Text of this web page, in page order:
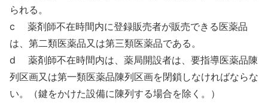
られる。
c 薬剤師不在時間内に登録販売者が販売できる医薬品
は、第二類医薬品又は第三類医薬品である。
d 薬剤師不在時間内は、薬局開設者は、要指導医薬品陳
列区画又は第一類医薬品陳列区画を閉鎖しなければならな
い。（鍵をかけた設備に陳列する場合を除く。）